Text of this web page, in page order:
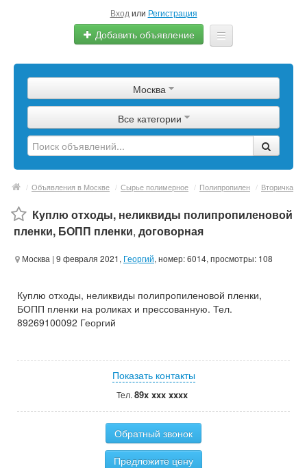
Вход или Регистрация
Добавить объявление
Сырье
Изделия
Оборудование
Услуги
Еще
Москва
Все категории
/ Объявления в Москве / Сырье полимерное / Полипропилен / Вторичка
Куплю отходы, неликвиды полипропиленовой
пленки, БОПП пленки, договорная
Москва | 9 февраля 2021, Георгий, номер: 6014, просмотры: 108
Куплю отходы, неликвиды полипропиленовой пленки,
БОПП пленки на роликах и прессованную. Тел.
89269100092 Георгий
Показать контакты
Тел. 89x xxx xxxx
Обратный звонок
Предложите цену